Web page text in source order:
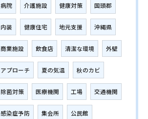
病院 介護施設 健康対策 国頭郡
内装 健康住宅 地元支援 沖縄県
商業施設 飲食店 清潔な環境 外壁
アプローチ 夏の気温 秋のカビ
除菌対策 医療機関 工場 交通機関
感染症予防 集会所 公民館